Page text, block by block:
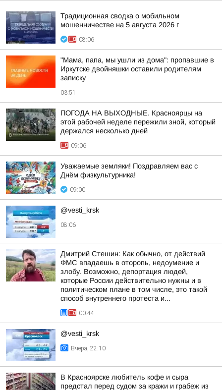
Традиционная сводка о мобильном
мошенничестве на 5 августа 2026 г
08:06
"Мама, папа, мы ушли из дома": пропавшие в
Иркутске двойняшки оставили родителям
записку
03:51
ПОГОДА НА ВЫХОДНЫЕ. Красноярцы на
этой рабочей неделе пережили зной, который
держался несколько дней
09:06
Уважаемые земляки! Поздравляем вас с
Днём физкультурника!
09:00
@vesti_krsk
08:06
Дмитрий Стешин: Как обычно, от действий
ФМС впадаешь в оторопь, недоумение и
злобу. Возможно, депортация людей,
которые России действительно нужны и в
политическом плане в том числе, это такой
способ внутреннего протеста и...
00:44
@vesti_krsk
Вчера, 22:10
В Красноярске любитель кофе и сыра
предстал перед судом за кражи и грабеж из